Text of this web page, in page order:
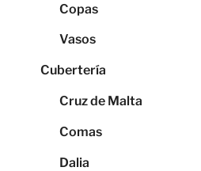
Copas
Vasos
Cubertería
Cruz de Malta
Comas
Dalia